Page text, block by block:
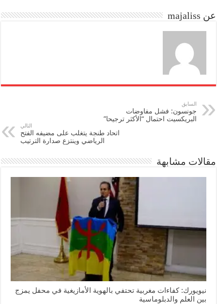
n
عن majaliss
السابق
جونسون: فشل مفاوضات
البريكسيت احتمال “الأكثر ترجيحا”
التالي
اتحاد طنجة يتغلب على مضيفه الفتح
الرياضي وينتزع صدارة الترتيب
مقالات مشابهة
نيويورك: كفاءات مغربية تحتفي بالهوية الأمازيغية في محفل يمزج
بين العلم والدبلوماسية